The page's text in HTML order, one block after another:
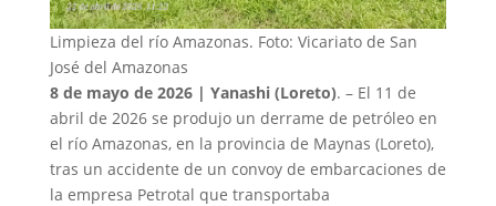
Limpieza del río Amazonas. Foto: Vicariato de San
José del Amazonas
8 de mayo de 2026 | Yanashi (Loreto). – El 11 de
abril de 2026 se produjo un derrame de petróleo en
el río Amazonas, en la provincia de Maynas (Loreto),
tras un accidente de un convoy de embarcaciones de
la empresa Petrotal que transportaba